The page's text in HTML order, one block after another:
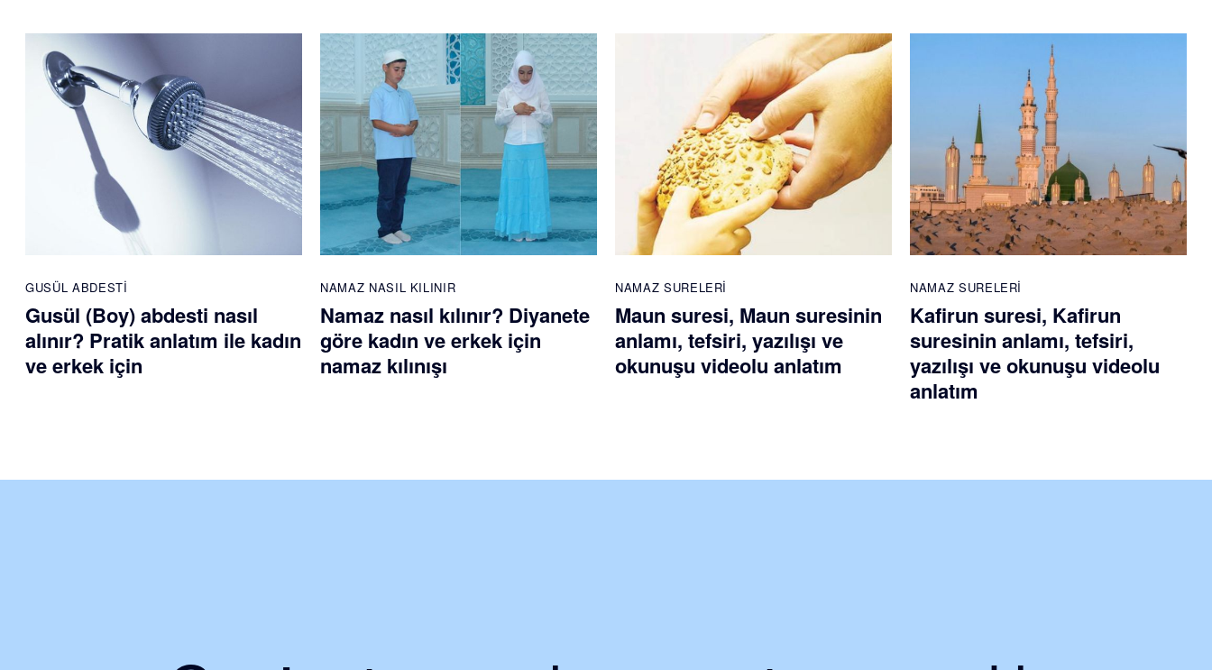
GUSÜL ABDESTI
Gusül (Boy) abdesti nasıl
alınır? Pratik anlatım ile kadın
ve erkek için
NAMAZ NASIL KILINIR
Namaz nasıl kılınır? Diyanete
göre kadın ve erkek için
namaz kılınışı
NAMAZ SURELERI
Maun suresi, Maun suresinin
anlamı, tefsiri, yazılışı ve
okunuşu videolu anlatım
NAMAZ SURELERI
Kafirun suresi, Kafirun
suresinin anlamı, tefsiri,
yazılışı ve okunuşu videolu
anlatım